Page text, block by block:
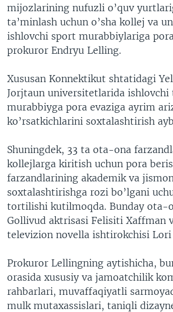
mijozlarining nufuzli o’quv
ta’minlash uchun o’sha kollej va
ishlovchi sport murabbiylariga
prokuror Endryu Lelling.
Xususan Konnektikut shtatidagi
Jorjtaun universitetlarida ishlovchi
murabbiyga pora evaziga ayrim
ko’rsatkichlarini soxtalashtirish
Shuningdek, 33 ta ota-ona
kollejlarga kiritish uchun pora
farzandlarining akademik va
soxtalashtirishga rozi bo’lgani
tortilishi kutilmoqda. Bunday ota-
Gollivud aktrisasi Felisiti Xaffman
televizion novella ishtirokchisi
Prokuror Lellingning aytishicha,
orasida xususiy va jamoatchilik
rahbarlari, muvaffaqiyatli
mulk mutaxassislari, taniqli